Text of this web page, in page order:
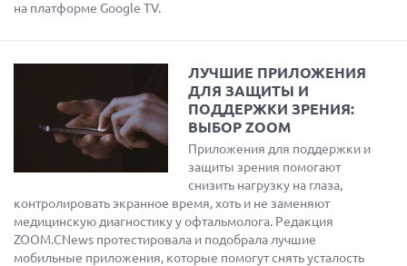
на платформе Google TV.
ЛУЧШИЕ ПРИЛОЖЕНИЯ
ДЛЯ ЗАЩИТЫ И
ПОДДЕРЖКИ ЗРЕНИЯ:
ВЫБОР ZOOM
Приложения для поддержки и
защиты зрения помогают
снизить нагрузку на глаза,
контролировать экранное время, хоть и не заменяют
медицинскую диагностику у офтальмолога. Редакция
ZOOM.CNews протестировала и подобрала лучшие
мобильные приложения, которые помогут снять усталость